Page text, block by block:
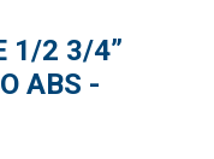
1/2 3/4”
ABS -